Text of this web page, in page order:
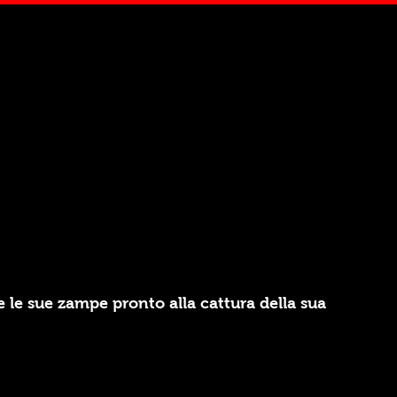
sue zampe pronto alla cattura della sua